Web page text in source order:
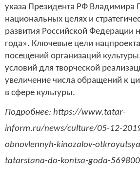
указа Президента РФ Владимира
национальных целях и
развития Российской Федерации
года». Ключевые цели
посещений организаций
условий для творческой
увеличение числа обращений к
в сфере культуры.
Подробнее: https://www.tatar-
inform.ru/news/culture/05-12-
obnovlennyh-kinozalov-
tatarstana-do-kontsa-goda-